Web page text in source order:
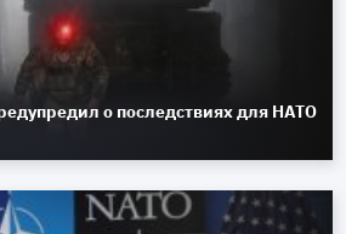
о последствиях для НАТО